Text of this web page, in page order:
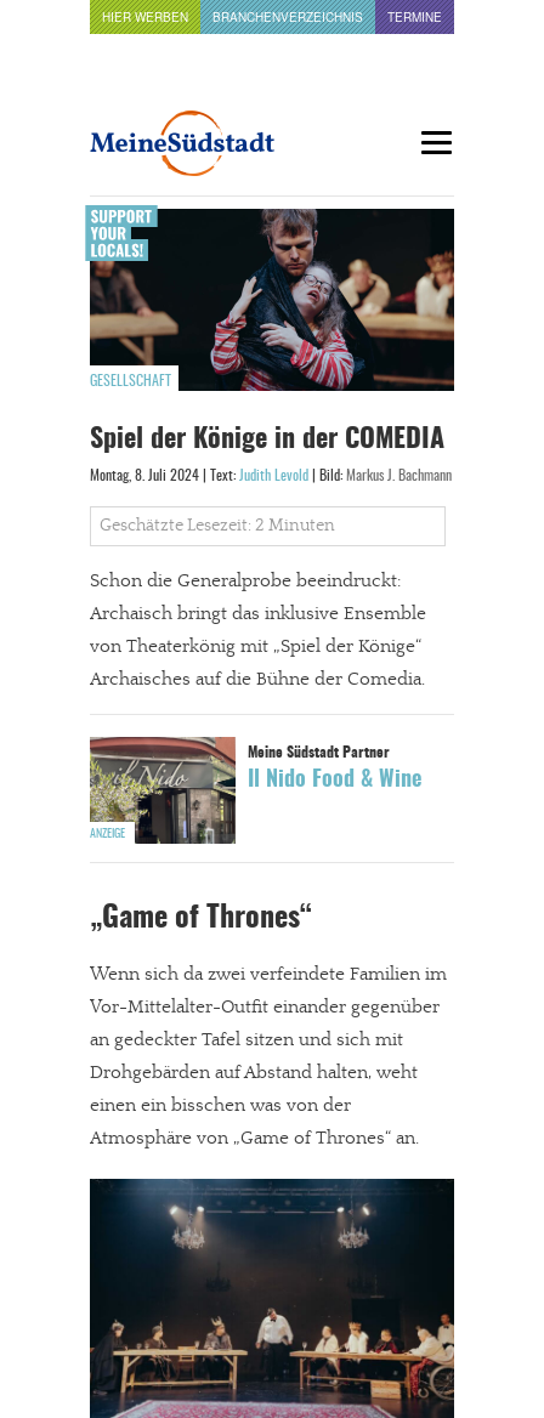
HIER WERBEN BRANCHENVERZEICHNIS TERMINE
GESELLSCHAFT
Spiel der Könige in der COMEDIA
Montag, 8. Juli 2024 | Text: Judith Levold | Bild: Markus J. Bachmann
Geschätzte Lesezeit: 2 Minuten
Schon die Generalprobe beeindruckt:
Archaisch bringt das inklusive Ensemble
von Theaterkönig mit „Spiel der Könige“
Archaisches auf die Bühne der Comedia.
Il Nido Food & Wine
„Game of Thrones“
Wenn sich da zwei verfeindete Familien im
Vor-Mittelalter-Outfit einander gegenüber
an gedeckter Tafel sitzen und sich mit
Drohgebärden auf Abstand halten, weht
einen ein bisschen was von der
Atmosphäre von „Game of Thrones“ an.